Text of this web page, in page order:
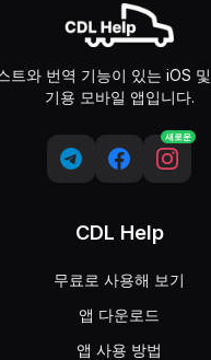
트와 번역 기능이 있는 iOS
기용 모바일 앱입니다.
새로운
CDL Help
무료로 사용해 보기
앱 다운로드
앱 사용 방법